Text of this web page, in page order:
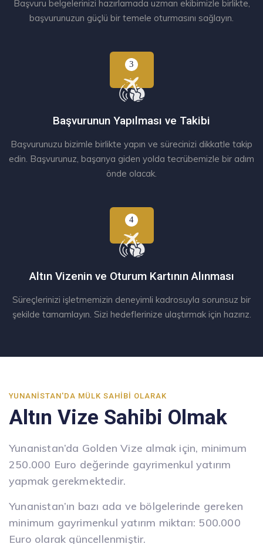
Başvuru belgelerinizi hazırlamada uzman ekibimizle birlikte,
başvurunuzun güçlü bir temele oturmasını sağlayın.
Başvurunun Yapılması ve Takibi
Başvurunuzu bizimle birlikte yapın ve sürecinizi dikkatle takip
edin. Başvurunuz, başarıya giden yolda tecrübemizle bir adım
önde olacak.
Altın Vizenin ve Oturum Kartının Alınması
Süreçlerinizi işletmemizin deneyimli kadrosuyla sorunsuz bir
şekilde tamamlayın. Sizi hedeflerinize ulaştırmak için hazırız.
YUNANISTAN'DA MÜLK SAHIBI OLARAK
Altın Vize Sahibi Olmak
Yunanistan’da Golden Vize almak için, minimum
250.000 Euro değerinde gayrimenkul yatırım
yapmak gerekmektedir.
Yunanistan’ın bazı ada ve bölgelerinde gereken
minimum gayrimenkul yatırım miktarı: 500.000
Euro olarak güncellenmiştir.